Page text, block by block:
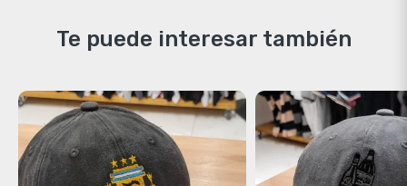
Te puede interesar también